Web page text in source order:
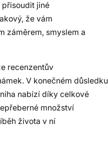
přisoudit jiné
že vám
záměrem, smyslem a
recenzentův
V konečném důsledku
nabízí díky celkové
množství
života v ní